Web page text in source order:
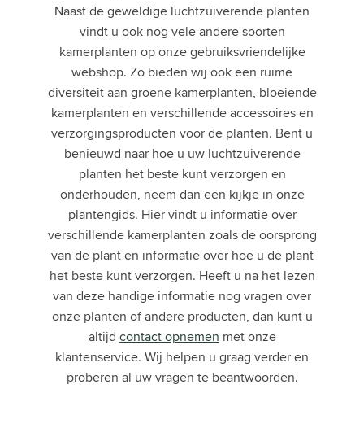
Naast de geweldige luchtzuiverende planten
vindt u ook nog vele andere soorten
kamerplanten op onze gebruiksvriendelijke
webshop. Zo bieden wij ook een ruime
diversiteit aan groene kamerplanten, bloeiende
kamerplanten en verschillende accessoires en
verzorgingsproducten voor de planten. Bent u
benieuwd naar hoe u uw luchtzuiverende
planten het beste kunt verzorgen en
onderhouden, neem dan een kijkje in onze
plantengids. Hier vindt u informatie over
verschillende kamerplanten zoals de oorsprong
van de plant en informatie over hoe u de plant
het beste kunt verzorgen. Heeft u na het lezen
van deze handige informatie nog vragen over
onze planten of andere producten, dan kunt u
altijd contact opnemen met onze
klantenservice. Wij helpen u graag verder en
proberen al uw vragen te beantwoorden.